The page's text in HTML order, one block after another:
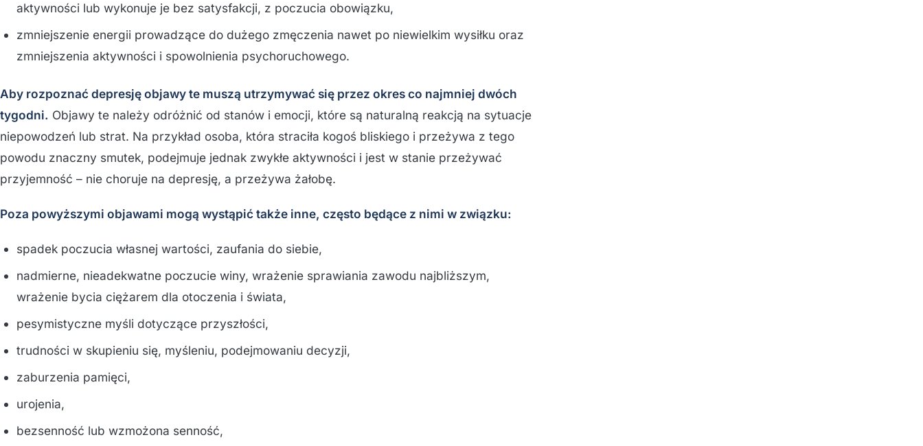
aktywności lub wykonuje je bez satysfakcji, z poczucia obowiązku,
zmniejszenie energii prowadzące do dużego zmęczenia nawet po niewielkim wysiłku oraz
zmniejszenia aktywności i spowolnienia psychoruchowego.
Aby rozpoznać depresję objawy te muszą utrzymywać się przez okres co najmniej dwóch
tygodni. Objawy te należy odróżnić od stanów i emocji, które są naturalną reakcją na sytuacje
niepowodzeń lub strat. Na przykład osoba, która straciła kogoś bliskiego i przeżywa z tego
powodu znaczny smutek, podejmuje jednak zwykłe aktywności i jest w stanie przeżywać
przyjemność – nie choruje na depresję, a przeżywa żałobę.
Poza powyższymi objawami mogą wystąpić także inne, często będące z nimi w związku:
spadek poczucia własnej wartości, zaufania do siebie,
nadmierne, nieadekwatne poczucie winy, wrażenie sprawiania zawodu najbliższym,
wrażenie bycia ciężarem dla otoczenia i świata,
pesymistyczne myśli dotyczące przyszłości,
trudności w skupieniu się, myśleniu, podejmowaniu decyzji,
zaburzenia pamięci,
urojenia,
bezsenność lub wzmożona senność,